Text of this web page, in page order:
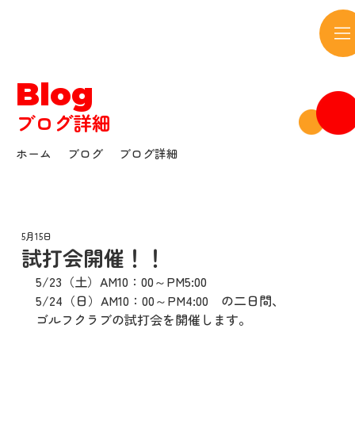
Blog
ブログ詳細
ホーム ブログ ブログ詳細
試打会開催！！
5月15日
5/23（土）AM10：00～PM5:00
5/24（日）AM10：00～PM4:00　の二日間、
ゴルフクラブの試打会を開催します。